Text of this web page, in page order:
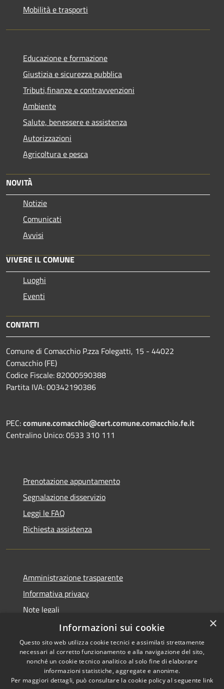
Mobilità e trasporti
Educazione e formazione
Giustizia e sicurezza pubblica
Tributi,finanze e contravvenzioni
Ambiente
Salute, benessere e assistenza
Autorizzazioni
Agricoltura e pesca
NOVITÀ
Notizie
Comunicati
Avvisi
VIVERE IL COMUNE
Luoghi
Eventi
CONTATTI
Comune di Comacchio P.zza Folegatti, 15 - 44022
Comacchio (FE)
Codice Fiscale: 82000590388
Partita IVA: 00342190386
PEC:comune.comacchio@cert.comune.comacchio.fe.it
Centralino Unico: 0533 310 111
Prenotazione appuntamento
Segnalazione disservizio
Leggi le FAQ
Richiesta assistenza
Amministrazione trasparente
Informativa privacy
Note legali
Dichiarazione di accessibilità
RSS
Copyright © 2026 • Città di
×
Informazioni sui cookie
Questo sito web utilizza cookie tecnici e assimilati strettamente
necessari al corretto funzionamento e alla navigazione del sito,
nonché un cookie tecnico analitico al solo fine di elaborare
informazioni statistiche, aggregate e anonime.
Per maggiori dettagli, può consultare la cookie policy al seguente link